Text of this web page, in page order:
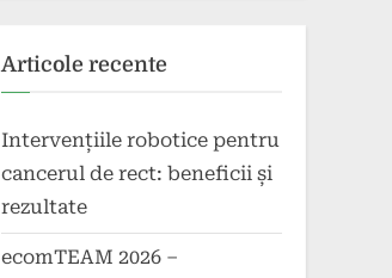
Articole recente
Intervențiile robotice pentru
cancerul de rect: beneficii și
rezultate
ecomTEAM 2026 –